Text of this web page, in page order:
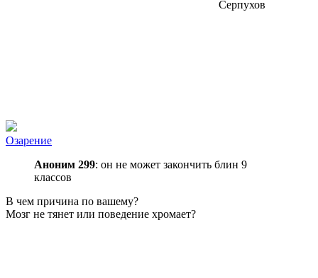
Серпухов
Озарение
Аноним 299: он не может закончить блин 9
классов
В чем причина по вашему?
Мозг не тянет или поведение хромает?